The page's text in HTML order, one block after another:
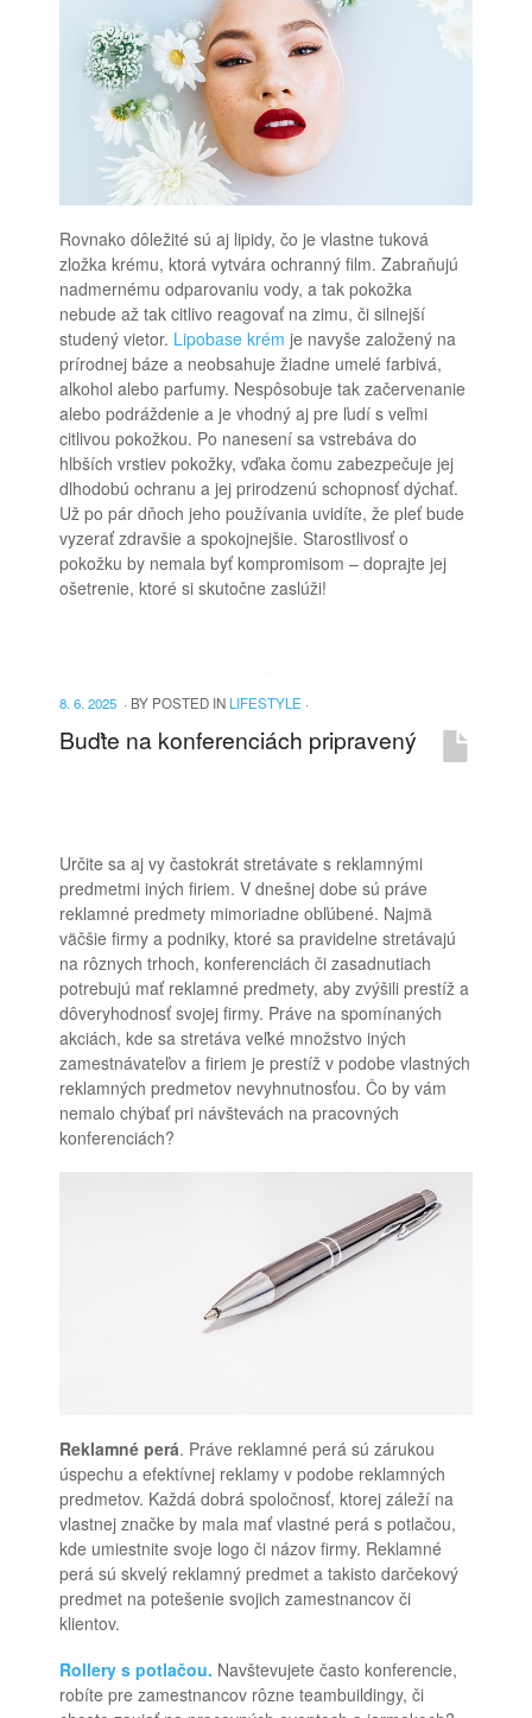
Rovnako dôležité sú aj lipidy, čo je vlastne tuková
zložka krému, ktorá vytvára ochranný film. Zabraňujú
nadmernému odparovaniu vody, a tak pokožka
nebude až tak citlivo reagovať na zimu, či silnejší
studený vietor. Lipobase krém je navyše založený na
prírodnej báze a neobsahuje žiadne umelé farbivá,
alkohol alebo parfumy. Nespôsobuje tak začervenanie
alebo podráždenie a je vhodný aj pre ľudí s veľmi
citlivou pokožkou. Po nanesení sa vstrebáva do
hlbších vrstiev pokožky, vďaka čomu zabezpečuje jej
dlhodobú ochranu a jej prirodzenú schopnosť dýchať.
Už po pár dňoch jeho používania uvidíte, že pleť bude
vyzerať zdravšie a spokojnejšie. Starostlivosť o
pokožku by nemala byť kompromisom – doprajte jej
ošetrenie, ktoré si skutočne zaslúži!
8. 6. 2025 · BY POSTED IN LIFESTYLE ·
Buďte na konferenciách pripravený
Určite sa aj vy častokrát stretávate s reklamnými
predmetmi iných firiem. V dnešnej dobe sú práve
reklamné predmety mimoriadne obľúbené. Najmä
väčšie firmy a podniky, ktoré sa pravidelne stretávajú
na rôznych trhoch, konferenciách či zasadnutiach
potrebujú mať reklamné predmety, aby zvýšili prestíž a
dôveryhodnosť svojej firmy. Práve na spomínaných
akciách, kde sa stretáva veľké množstvo iných
zamestnávateľov a firiem je prestíž v podobe vlastných
reklamných predmetov nevyhnutnosťou. Čo by vám
nemalo chýbať pri návštevách na pracovných
konferenciách?
Reklamné perá. Práve reklamné perá sú zárukou
úspechu a efektívnej reklamy v podobe reklamných
predmetov. Každá dobrá spoločnosť, ktorej záleží na
vlastnej značke by mala mať vlastné perá s potlačou,
kde umiestnite svoje logo či názov firmy. Reklamné
perá sú skvelý reklamný predmet a takisto darčekový
predmet na potešenie svojich zamestnancov či
klientov.
Rollery s potlačou. Navštevujete často konferencie,
robíte pre zamestnancov rôzne teambuildingy, či